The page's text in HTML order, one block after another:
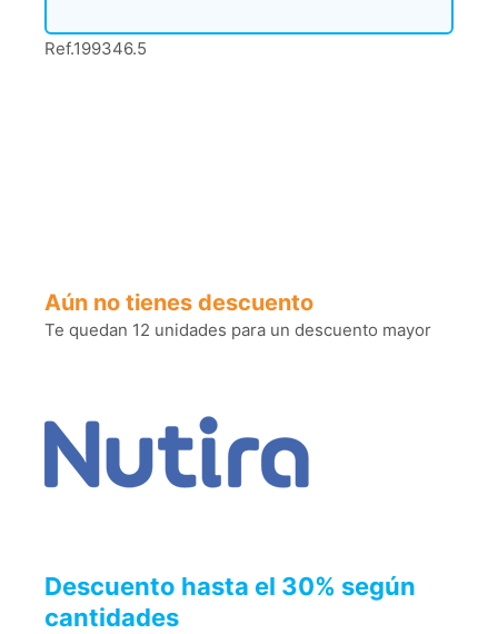
Ref.199346.5
Aún no tienes descuento
Te quedan 12 unidades para un descuento mayor
Descuento hasta el 30% según
cantidades